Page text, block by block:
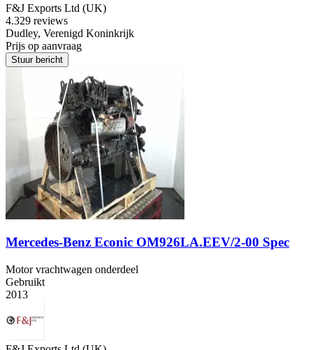
F&J Exports Ltd (UK)
4.329 reviews
Dudley, Verenigd Koninkrijk
Prijs op aanvraag
Stuur bericht
Mercedes-Benz Econic OM926LA.EEV/2-00 Spec
Motor vrachtwagen onderdeel
Gebruikt
2013